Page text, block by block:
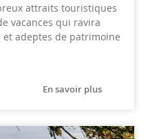
attraits touristiques
vacances qui ravira
adeptes de patrimoine
En savoir plus